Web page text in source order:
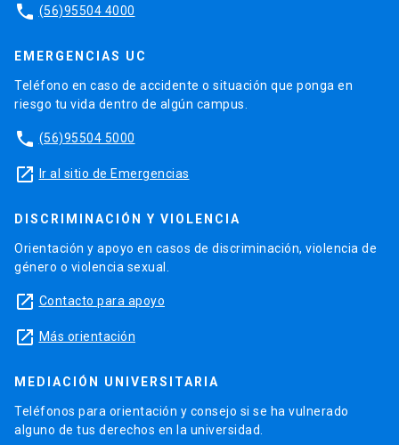
phone (56)95504 4000
EMERGENCIAS UC
Teléfono en caso de accidente o situación que ponga en
riesgo tu vida dentro de algún campus.
phone (56)95504 5000
launch Ir al sitio de Emergencias
DISCRIMINACIÓN Y VIOLENCIA
Orientación y apoyo en casos de discriminación, violencia de
género o violencia sexual.
launch Contacto para apoyo
launch Más orientación
MEDIACIÓN UNIVERSITARIA
Teléfonos para orientación y consejo si se ha vulnerado
alguno de tus derechos en la universidad.